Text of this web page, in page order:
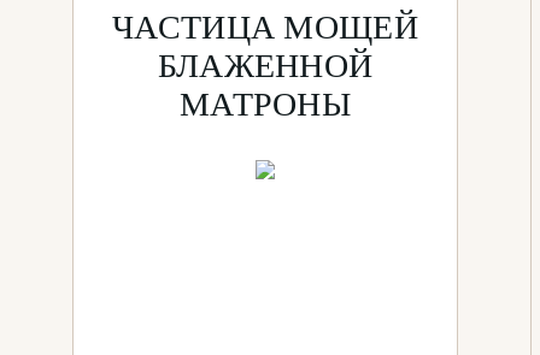
ЧАСТИЦА МОЩЕЙ
БЛАЖЕННОЙ
МАТРОНЫ